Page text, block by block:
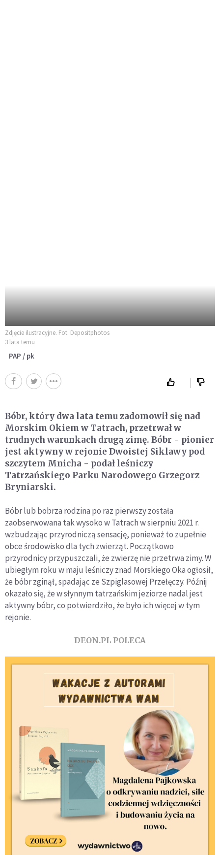
Zdjęcie ilustracyjne. Fot. Depositphotos
3 lata temu
PAP / pk
Bóbr, który dwa lata temu zadomowił się nad
Morskim Okiem w Tatrach, przetrwał w
trudnych warunkach drugą zimę. Bóbr - pionier
jest aktywny w rejonie Dwoistej Siklawy pod
szczytem Mnicha - podał leśniczy
Tatrzańskiego Parku Narodowego Grzegorz
Bryniarski.
Bóbr lub bobrza rodzina po raz pierwszy została
zaobserwowana tak wysoko w Tatrach w sierpniu 2021 r.
wzbudzając przyrodniczą sensację, ponieważ to zupełnie
obce środowisko dla tych zwierząt. Początkowo
przyrodnicy przypuszczali, że zwierzę nie przetrwa zimy. W
ubiegłym roku w maju leśniczy znad Morskiego Oka ogłosił,
że bóbr zginął, spadając ze Szpiglasowej Przełęczy. Późnij
okazało się, że w słynnym tatrzańskim jeziorze nadal jest
aktywny bóbr, co potwierdziło, że było ich więcej w tym
rejonie.
DEON.PL POLECA